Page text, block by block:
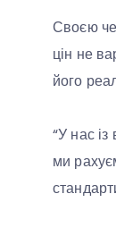
Своєю
цін не
його
“У нас
ми